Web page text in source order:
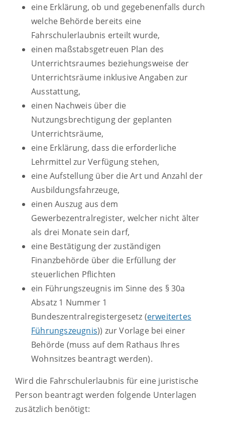
eine Erklärung, ob und gegebenenfalls durch
welche Behörde bereits eine
Fahrschulerlaubnis erteilt wurde,
einen maßstabsgetreuen Plan des
Unterrichtsraumes beziehungsweise der
Unterrichtsräume inklusive Angaben zur
Ausstattung,
einen Nachweis über die
Nutzungsbrechtigung der geplanten
Unterrichtsräume,
eine Erklärung, dass die erforderliche
Lehrmittel zur Verfügung stehen,
eine Aufstellung über die Art und Anzahl der
Ausbildungsfahrzeuge,
einen Auszug aus dem
Gewerbezentralregister, welcher nicht älter
als drei Monate sein darf,
eine Bestätigung der zuständigen
Finanzbehörde über die Erfüllung der
steuerlichen Pflichten
ein Führungszeugnis im Sinne des § 30a
Absatz 1 Nummer 1
Bundeszentralregistergesetz (erweitertes
Führungszeugnis)) zur Vorlage bei einer
Behörde (muss auf dem Rathaus Ihres
Wohnsitzes beantragt werden).
Wird die Fahrschulerlaubnis für eine juristische
Person beantragt werden folgende Unterlagen
zusätzlich benötigt: